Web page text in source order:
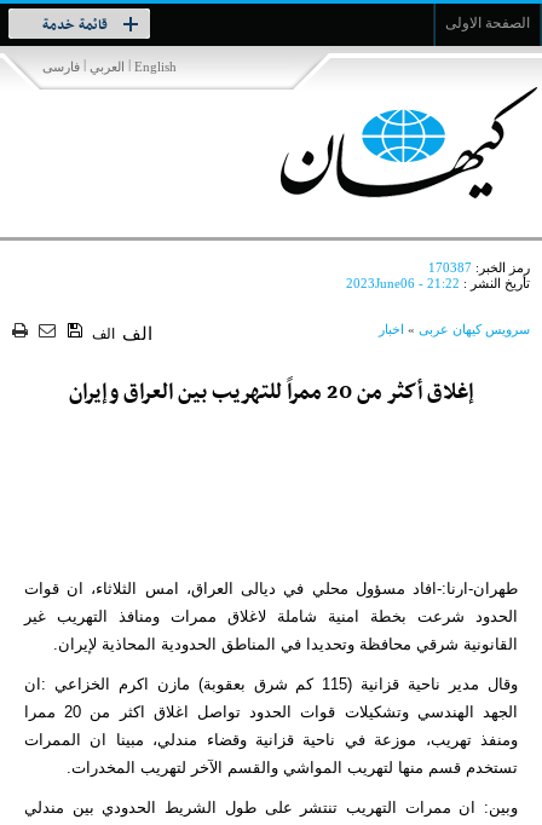
الصفحة الاولى قائمة خدمة
Toggle
navigation
فارسی | العربي | English
رمز الخبر: 170387
تأريخ النشر : 2023June06 - 21:22
سرویس کیهان عربی » اخبار الف الف
إغلاق أكثر من 20 ممراً للتهريب بين العراق وإيران
طهران-ارنا:-افاد مسؤول محلي في ديالى العراق، امس الثلاثاء، ان قوات
الحدود شرعت بخطة امنية شاملة لاغلاق ممرات ومنافذ التهريب غير
القانونية شرقي محافظة وتحديدا في المناطق الحدودية المحاذية لإيران.
وقال مدير ناحية قزانية (115 كم شرق بعقوبة) مازن اكرم الخزاعي :ان
الجهد الهندسي وتشكيلات قوات الحدود تواصل اغلاق اكثر من 20 ممرا
ومنفذ تهريب، موزعة في ناحية قزانية وقضاء مندلي، مبينا ان الممرات
تستخدم قسم منها لتهريب المواشي والقسم الآخر لتهريب المخدرات.
وبين: ان ممرات التهريب تنتشر على طول الشريط الحدودي بين مندلي